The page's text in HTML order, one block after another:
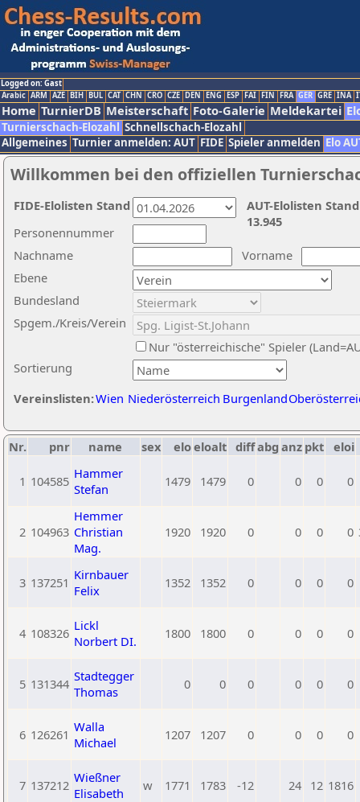
Logged on: Gast
Arabic ARM AZE BIH BUL CAT CHN CRO CZE DEN ENG ESP FAI FIN FRA GER GRE INA
Home TurnierDB Meisterschaft Foto-Galerie Meldekartei
Turnierschach-Elozahl Schnellschach-Elozahl
Allgemeines Turnier anmelden: AUT FIDE Spieler anmelden Elo
Willkommen bei den offiziellen
Nachname
Vorname
Ebene
Sortierung
Personennummer
Bundesland
Spgem./Kreis/Verein
Nur "österreichische" Spieler
Vereinslisten:Wien Niederösterreich Burgenland
AUT-Elolisten
13.945
FIDE-Elolisten Stand
Nr. pnr name sex eloeloalt diffabg anz pkt eloi
1 104585 Hammer
Stefan
1479 1479 0 0 0 0
2 104963
Hemmer
Christian
Mag.
1920 1920 0 0 0 0
3 137251 Kirnbauer
Felix
1352 1352 0 0 0 0
4 108326 Lickl
Norbert DI.
1800 1800 0 0 0 0
5 131344 Stadtegger
Thomas
0 0 0 0 0 0
6 126261 Walla
Michael
1207 1207 0 0 0 0
7 137212 Wießner
Elisabeth
w 1771 1783 -12 24 12 1816